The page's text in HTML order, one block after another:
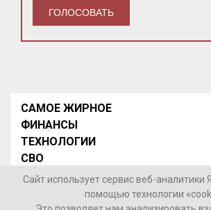
САМОЕ ЖИРНОЕ
ФИНАНСЫ
ТЕХНОЛОГИИ
СВО
НОВОСТИ В МИРЕ
НОВОСТИ РОССИИ
Сайт использует сервис веб-аналитики
помощью технологии